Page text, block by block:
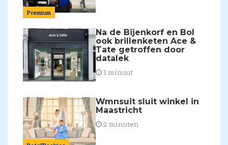
Premium
Na de Bijenkorf en Bol
ook brillenketen Ace &
Tate getroffen door
datalek
1 minuut
Wmnsuit sluit winkel in
Maastricht
2 minuten